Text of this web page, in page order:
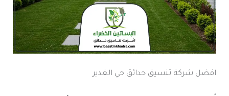
افضل شركة تنسيق حدائق حي الغدير